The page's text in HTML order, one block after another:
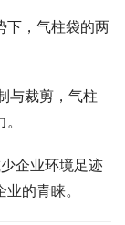
下，气柱袋的两
与裁剪，气柱
企业环境足迹
的青睐。